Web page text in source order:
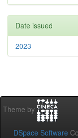
Date issued
2023
Theme by
DSpace Software